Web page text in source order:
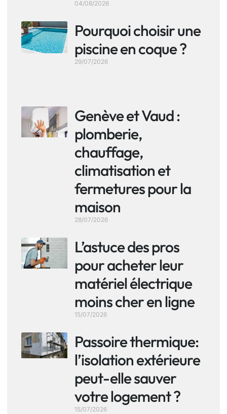
04/08/2026
Pourquoi choisir une
piscine en coque ?
29/07/2026
Genève et Vaud :
plomberie,
chauffage,
climatisation et
fermetures pour la
maison
28/07/2026
L’astuce des pros
pour acheter leur
matériel électrique
moins cher en ligne
15/07/2026
Passoire thermique:
l’isolation extérieure
peut-elle sauver
votre logement ?
15/07/2026